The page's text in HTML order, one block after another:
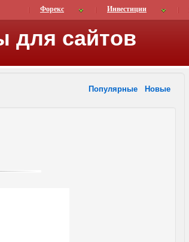
Форекс Инвестиции
для сайтов
Популярные Новые